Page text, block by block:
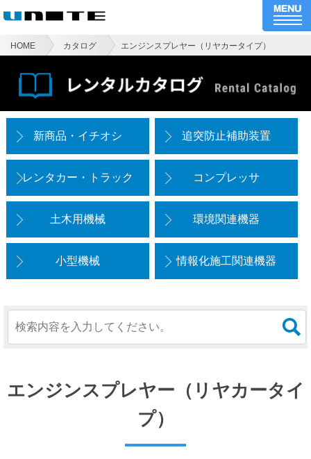
HOME カタログ エンジンスプレヤー（リヤカータイプ）
新商品・イチオシ 追突防止補助装置
レンタカー・トラック コンプレッサ
土木用機械 環境関連機器
小型機械 情報化施工関連機器
エンジンスプレヤー（リヤカータイ
プ）